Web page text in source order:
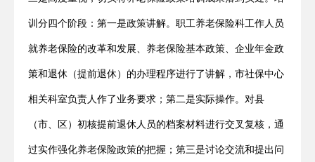
训分四个阶段：第一是政策讲解。职工养老保险科工作人员
就养老保险的改革和发展、养老保险基本政策、企业年金政
策和退休（提前退休）的办理程序进行了讲解，市社保中心
相关科室负责人作了业务要求；第二是实际操作。对县
（市、区）初核提前退休人员的档案材料进行交叉复核，通
过实作强化养老保险政策的把握；第三是讨论交流和提出问